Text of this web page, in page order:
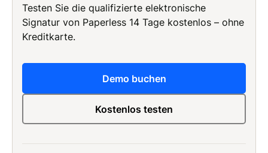
Testen Sie die qualifizierte elektronische
Signatur von Paperless 14 Tage kostenlos – ohne
Kreditkarte.
Demo buchen
Kostenlos testen